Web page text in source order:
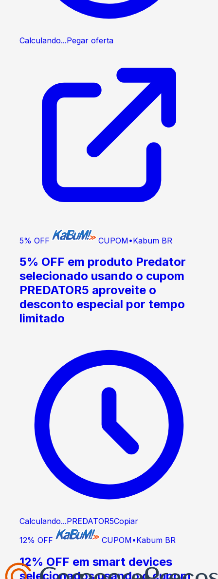
Calculando...Pegar oferta
5% OFF CUPOM•Kabum BR
5% OFF em produto Predator
selecionado usando o cupom
PREDATOR5 aproveite o
desconto especial por tempo
limitado
Calculando...PREDATOR5Copiar
12% OFF
CUPOM•Kabum BR
12% OFF em smart devices
selecionados usando o cupom